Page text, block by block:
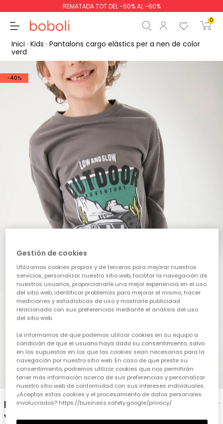
REMATADA TOT DEL -50% AL -60%
0
Continua Començar la
Inici Kids Pantalons cargo elàstics per a nen de color
verd
-40%
1 2 3 4 5
Pantalons cargo elàstics per a nen de color
verd
Gestión de cookies
Utilizamos cookies propias y de terceros para mejorar nuestros
servicios, personalizar nuestro sitio web, facilitar la navegación de
nuestros usuarios, proporcionarle una mejor experiencia en el uso
del sitio web, identificar problemas para mejorar el mismo, hacer
mediciones y estadísticas de uso y mostrarle publicidad
relacionada con sus preferencias mediante el análisis del uso
del sitio web.
Le informamos de que podemos utilizar cookies en su equipo a
condición de que el usuario haya dado su consentimiento, salvo
en los supuestos en los que las cookies sean necesarias para la
navegación por nuestro sitio web. En caso de que preste su
consentimiento, podremos utilizar cookies que nos permitirán
tener más información acerca de sus preferencias y personalizar
nuestro sitio web de conformidad con sus intereses individuales.
¿Aceptas estas cookies y el procesamiento de datos personales
involucrados? https://business.safety.google/privacy/